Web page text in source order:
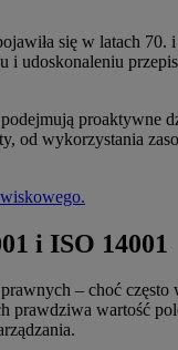
się w latach
udoskonaleniu
proaktywne
od wykorzystania
i ISO 14001
– choć
prawdziwa wartość